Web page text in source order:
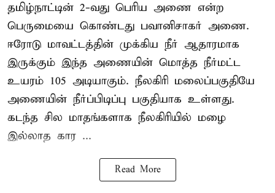
தமிழ்நாட்டின் 2-வது பெரிய அணை என்ற
பெருமையை கொண்டது பவானிசாகர் அணை.
ஈரோடு மாவட்டத்தின் முக்கிய நீர் ஆதாரமாக
இருக்கும் இந்த அணையின் மொத்த நீர்மட்ட
உயரம் 105 அடியாகும். நீலகிரி மலைப்பகுதியே
அணையின் நீர்ப்பிடிப்பு பகுதியாக உள்ளது.
கடந்த சில மாதங்களாக நீலகிரியில் மழை
இல்லாத கார ...
Read More